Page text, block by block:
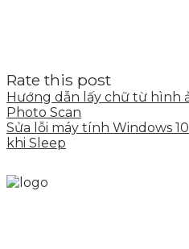
Rate this post
Hướng dẫn lấy chữ từ hình
Photo Scan
Sửa lỗi máy tính Windows
khi Sleep